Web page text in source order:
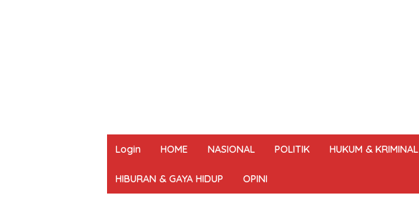
Login HOME NASIONAL POLITIK HUKUM & KRIMINAL
HIBURAN & GAYA HIDUP OPINI